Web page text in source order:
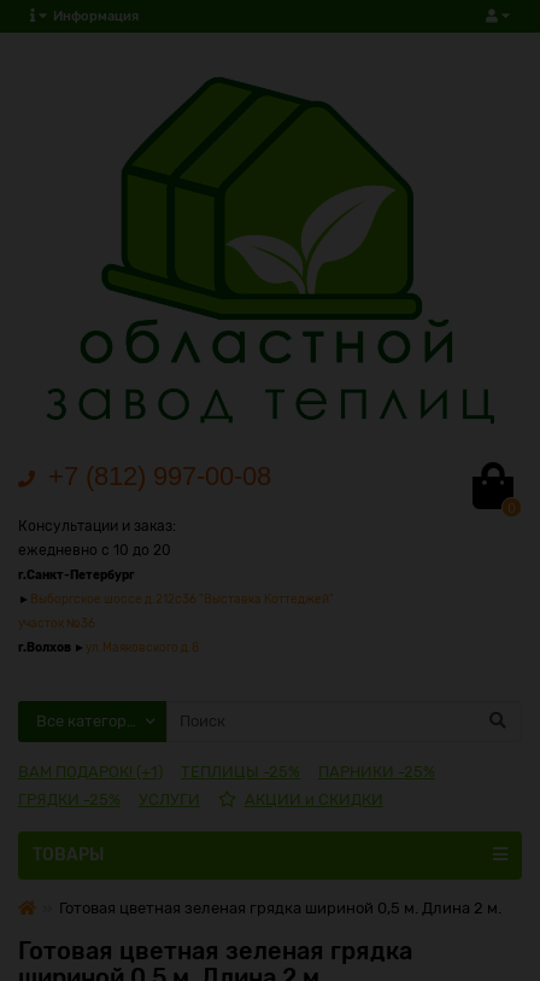
Информация
+7 (812) 997-00-08
Консультации и заказ:
ежедневно с 10 до 20
г.Санкт-Петербург
► Выборгское шоссе д.212с36 "Выставка Коттеджей"
участок №36
г.Волхов ► ул.Маяковского д.8
0
Все категории
ВАМ ПОДАРОК! (+1) ТЕПЛИЦЫ -25%
ПАРНИКИ -25%
ГРЯДКИ -25%
УСЛУГИ АКЦИИ и СКИДКИ
ТОВАРЫ
Готовая цветная зеленая грядка шириной 0,5 м. Длина 2 м.
Готовая цветная зеленая грядка